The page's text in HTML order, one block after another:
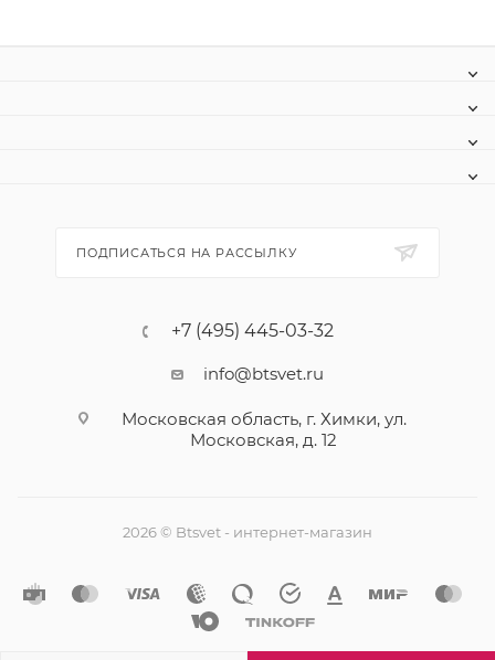
ПОДПИСАТЬСЯ НА РАССЫЛКУ
+7 (495) 445-03-32
info@btsvet.ru
Московская область, г. Химки, ул.
Московская, д. 12
2026 © Btsvet - интернет-магазин